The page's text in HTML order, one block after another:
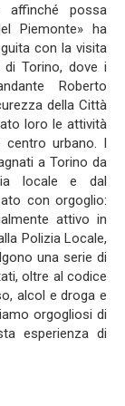
affinché possa
Piemonte» ha
con la visita
di Torino, dove i
Roberto
della Città
loro le attività
centro urbano. I
a Torino da
locale e dal
con orgoglio:
attivo in
Polizia Locale,
una serie di
oltre al codice
alcol e droga e
orgogliosi di
esperienza di